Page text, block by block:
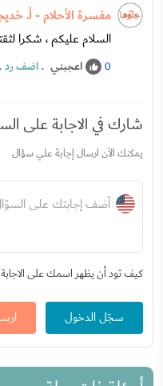
مفسرة الأحلام - أ.
السلام عليكم ، شكرا
0 اعجبني .اضف رد.
شارك في الاجابة على
يمكنك الآن ارسال إجابة علي سؤال
أضف إجابتك على
كيف تود أن يظهر اسمك على
سجّل الدخول